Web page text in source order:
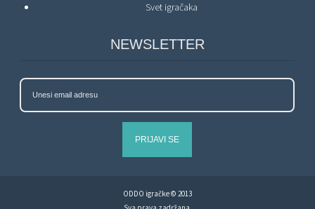
Svet igračaka
NEWSLETTER
PRIJAVI SE
ODDO igračke © 2013